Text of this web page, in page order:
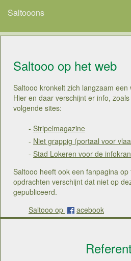
Saltooons
Saltooo op het web
Saltooo kronkelt zich langzaam
Hier en daar verschijnt er info,
volgende sites:
- Stripelmagazine
- Niet grappig (portaal voor
- Stad Lokeren voor de
Saltooo heeft ook een fanpagina
opdrachten verschijnt dat niet op
gepubliceerd.
Saltooo op
acebook